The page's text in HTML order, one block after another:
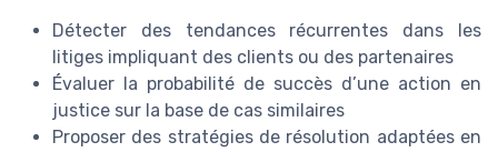
Détecter des tendances récurrentes dans les
litiges impliquant des clients ou des partenaires
Évaluer la probabilité de succès d’une action en
justice sur la base de cas similaires
Proposer des stratégies de résolution adaptées en